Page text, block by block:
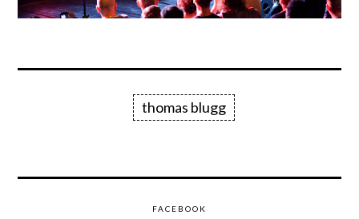
thomas blugg
FACEBOOK